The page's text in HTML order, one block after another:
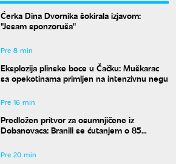
Ćerka Dina Dvornika šokirala izjavom:
"Jesam sponzoruša"
Pre 8 min
Eksplozija plinske boce u Čačku: Muškarac
sa opekotinama primljen na intenzivnu negu
Pre 16 min
Predložen pritvor za osumnjičene iz
Dobanovaca: Branili se ćutanjem o 85
Pre 20 min